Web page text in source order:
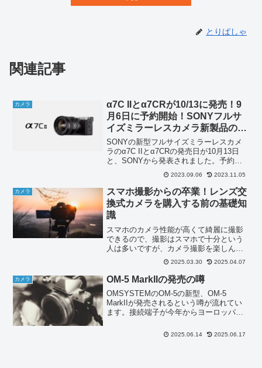
とりぱしゃ
関連記事
カメラ
α7C IIとα7CRが10/13に発売！9
月6日に予約開始！SONYフルサ
イズミラーレスカメラ新製品のス
ペックと価格
SONYの新型フルサイズミラーレスカメ
ラのα7C IIとα7CRの発売日が10月13日
と、SONYから発表されました。予約販
売は9月6日から。フルサイズミラーレス
カメラの新製品を2機種同時に発売すると
は恐るべしSONYの企業パワー。気にな
る...
2023.09.06 2023.11.05
カメラ
スマホ撮影からの卒業！レンズ交
換式カメラを購入する前の基礎知
識
スマホのカメラ性能が高くて綺麗に撮影
できるので、撮影はスマホで十分という
人は多いですが、カメラ撮影を楽しんで
いるとそのうちスマホでは物足りなくな
ってきます。特に暗い場所の撮影や野鳥
などの野生生物を撮る時に、スマホでは
思うように撮ることができ...
2025.03.30 2025.04.07
カメラ OM-5 MarkIIの発売の噂
OMSYSTEMのOM-5の新型、OM-5
MarkIIが発売されるという噂が流れてい
ます。接続端子が今年からヨーロッパで
で、そろそろモデルチェンジしないとと
2025.06.14 2025.06.17